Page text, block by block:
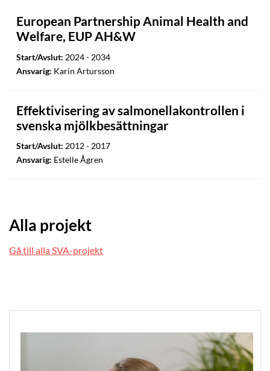
European Partnership Animal Health and
Welfare, EUP AH&W
Start/Avslut: 2024 - 2034
Ansvarig: Karin Artursson
Effektivisering av salmonellakontrollen i
svenska mjölkbesättningar
Start/Avslut: 2012 - 2017
Ansvarig: Estelle Ågren
Alla projekt
Gå till alla SVA-projekt